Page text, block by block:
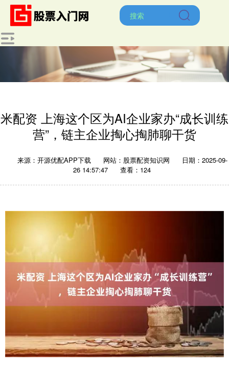
米配资 上海这个区为AI企业家办“成长训练
营”，链主企业掏心掏肺聊干货
来源：开源优配APP下载 网站：股票配资知识网
日期：2025-09-
26 14:57:47
查看：124